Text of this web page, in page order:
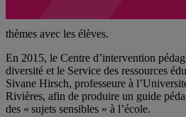
thèmes avec les élèves.
En 2015, le Centre d’intervention
diversité et le Service des ressources
Sivane Hirsch, professeure à
Rivières, afin de produire un guide
des « sujets sensibles » à l’école.